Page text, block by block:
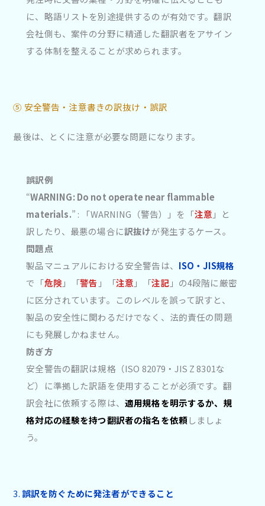
に、略語リストを別途提供するのが有効です。翻訳
会社側も、案件の分野に精通した翻訳者をアサイン
する体制を整えることが求められます。
⑤ 安全警告・注意書きの訳抜け・誤訳
最後は、とくに注意が必要な問題になります。
誤訳例
“WARNING: Do not operate near flammable
materials.” : 「WARNING（警告）」を「注意 」と
訳したり、最悪の場合に訳抜けが発生するケース。
問題点
製品マニュアルにおける安全警告は、 ISO・JIS規格
で「危険」「警告 」「注意 」「注記 」の4段階に厳密
に区分されています。このレベルを誤って訳すと、
製品の安全性に関わるだけでなく、法的責任の問題
にも発展しかねません。
防ぎ方
安全警告の翻訳は規格（ISO 82079・JIS Z 8301な
ど）に準拠した訳語を使用することが必須です。翻
訳会社に依頼する際は、 適用規格を明示するか、規
格対応の経験を持つ翻訳者の指名を依頼しましょ
う。
3.誤訳を防ぐために発注者ができること